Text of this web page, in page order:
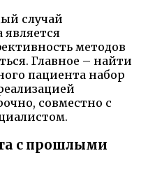
случай
методов
Главное – найти
пациента набор
совместно с
с прошлыми